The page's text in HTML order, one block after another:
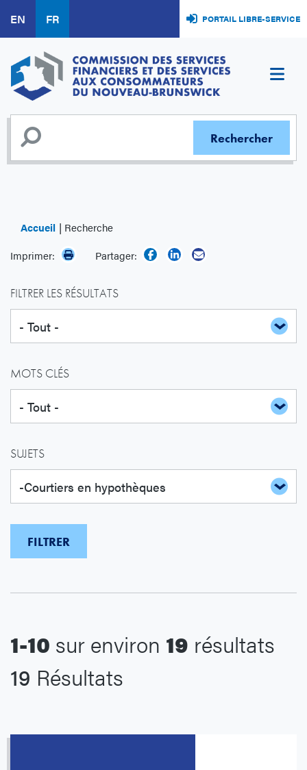
au
contenu
principal
EN FR PORTAIL LIBRE-SERVICE
Accueil
Recherche
Imprimer:
Partager:
FILTRER LES RÉSULTATS
MOTS CLÉS
SUJETS
1-10 sur environ 19 résultats
19 Résultats